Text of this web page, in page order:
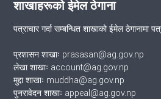
शाखाहरूको ईमेल ठेगाना
पत्राचार गर्दा सम्बन्धित शाखाको ईमेल ठेगानामा
प्रशासन शाखाः prasasan@ag.gov.np
लेखा शाखाः account@ag.gov.np
मुद्दा शाखाः muddha@ag.gov.np
पुनरावेदन शाखाः appeal@ag.gov.np